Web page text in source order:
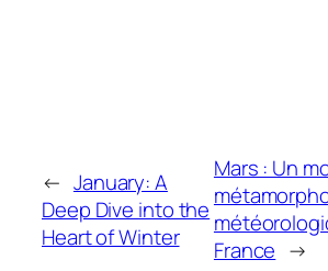
← January: A
Deep Dive into the
Heart of Winter
Mars : Un
France →